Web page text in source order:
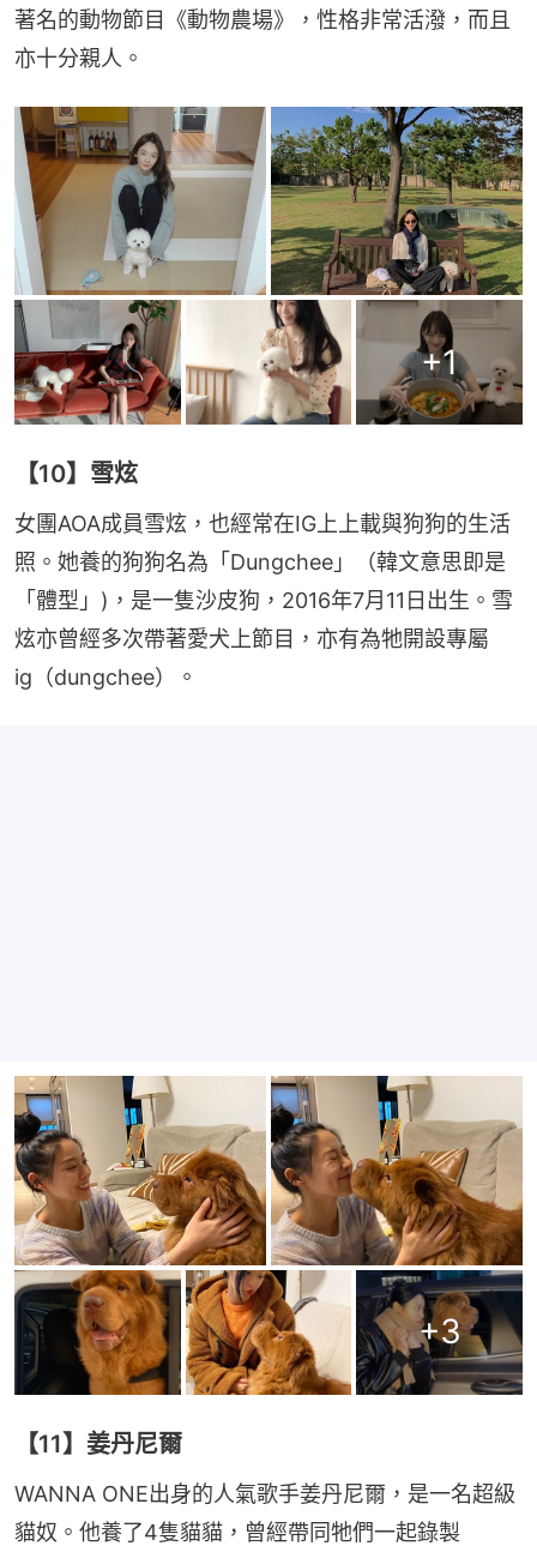
著名的動物節目《動物農場》，性格非常活潑，而且
亦十分親人。
+1
【10】雪炫
女團AOA成員雪炫，也經常在IG上上載與狗狗的生活
照。她養的狗狗名為「Dungchee」（韓文意思即是
「體型」)，是一隻沙皮狗，2016年7月11日出生。雪
炫亦曾經多次帶著愛犬上節目，亦有為牠開設專屬
ig（dungchee）。
+3
【11】姜丹尼爾
WANNA ONE出身的人氣歌手姜丹尼爾，是一名超級
貓奴。他養了4隻貓貓，曾經帶同牠們一起錄製